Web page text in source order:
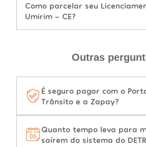
Como parcelar seu
Umirim - CE?
Outras
É seguro pagar com o
Trânsito e a Zapay?
Quanto tempo leva para
saírem do sistema do